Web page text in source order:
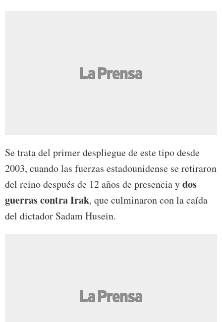
Se trata del primer despliegue de este tipo desde
2003, cuando las fuerzas estadounidense se retiraron
del reino después de 12 años de presencia ydos
guerras contra Irak, que culminaron con la caída
del dictador Sadam Husein.